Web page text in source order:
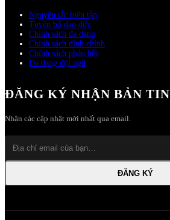
Nguyên tắc biên tập
Tuyên bố đạo đức
Chính sách đa dạng
Chính sách đính chính
Chính sách phản hồi
Đa dạng đội ngũ
ĐĂNG KÝ NHẬN BẢN TIN
Nhận các cập nhật mới nhất qua email.
ĐĂNG KÝ